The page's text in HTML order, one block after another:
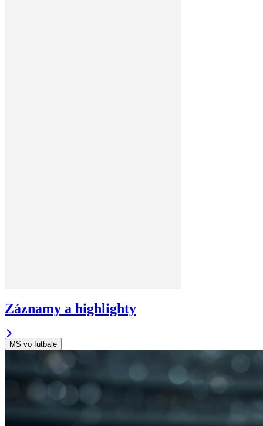
Záznamy a highlighty
MS vo futbale